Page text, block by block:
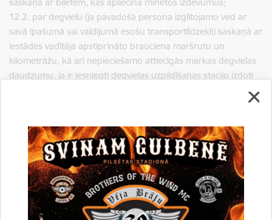
12.2. par degvielu (ja pavadošā persona izglītojamo ved ar
savā īpašumā vai valdījumā esošu transportlīdzekli) saskaņā ar
iestādes vadītāja apstiprināto brauciena maršrutu un
kilometrāžu, kā arī nepieciešamo attiecīgās markas degvielas
daudzumu, ja ir iesniegti degvielas uzpildīšanas staciju izdoti
personas (ja pavadošajai personai ir piešķirts finansējums
ēdināšanai) ēdināšanu, ēdināšanu nodrošina pavadošā
persona piešķirtā finansējuma ietvaros, atbilstoši Noteikumu
9.2.apakšpunktā noteiktajam apmēram vienai personai.
Ēdināšanas izdevumi tiek izmaksāti pavadošajai personai
avansā. Pavadošā persona iesniedz Gulbenes novada